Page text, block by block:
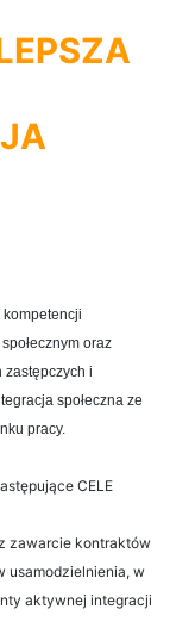
oraz
i
społeczna ze
pracy.
CELE
zawarcie kontraktów
usamodzielnienia, w
aktywnej integracji